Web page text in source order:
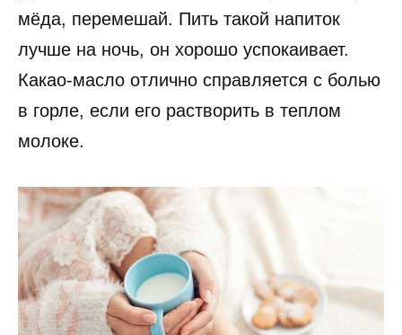
мёда, перемешай. Пить такой напиток
лучше на ночь, он хорошо успокаивает.
Какао-масло отлично справляется с болью
в горле, если его растворить в теплом
молоке.